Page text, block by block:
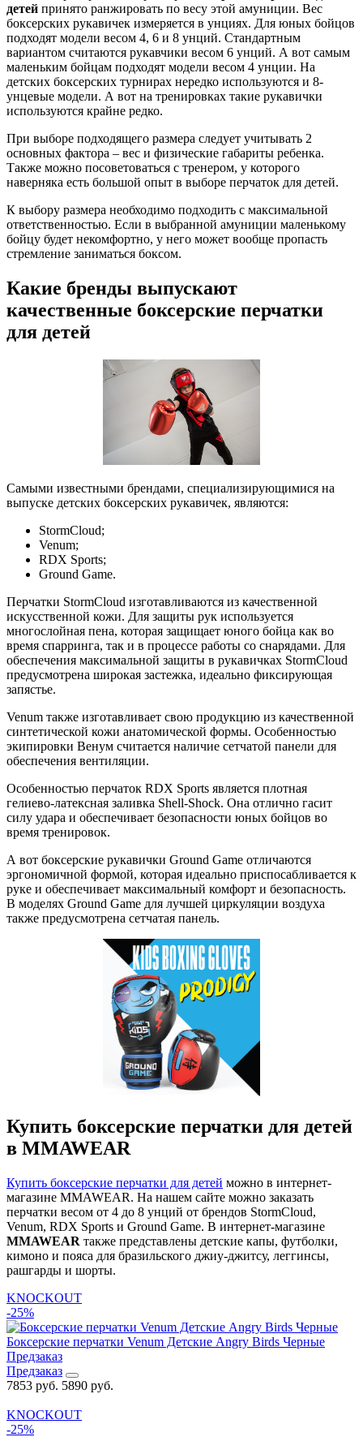
детей принято ранжировать по весу этой амуниции. Вес
боксерских рукавичек измеряется в унциях. Для юных бойцов
подходят модели весом 4, 6 и 8 унций. Стандартным
вариантом считаются рукавчики весом 6 унций. А вот самым
маленьким бойцам подходят модели весом 4 унции. На
детских боксерских турнирах нередко используются и 8-
унцевые модели. А вот на тренировках такие рукавички
используются крайне редко.
При выборе подходящего размера следует учитывать 2
основных фактора – вес и физические габариты ребенка.
Также можно посоветоваться с тренером, у которого
наверняка есть большой опыт в выборе перчаток для детей.
К выбору размера необходимо подходить с максимальной
ответственностью. Если в выбранной амуниции маленькому
бойцу будет некомфортно, у него может вообще пропасть
стремление заниматься боксом.
Какие бренды выпускают
качественные боксерские перчатки
для детей
Самыми известными брендами, специализирующимися на
выпуске детских боксерских рукавичек, являются:
StormCloud;
Venum;
RDX Sports;
Ground Game.
Перчатки StormCloud изготавливаются из качественной
искусственной кожи. Для защиты рук используется
многослойная пена, которая защищает юного бойца как во
время спарринга, так и в процессе работы со снарядами. Для
обеспечения максимальной защиты в рукавичках StormCloud
предусмотрена широкая застежка, идеально фиксирующая
запястье.
Venum также изготавливает свою продукцию из качественной
синтетической кожи анатомической формы. Особенностью
экипировки Венум считается наличие сетчатой панели для
обеспечения вентиляции.
Особенностью перчаток RDX Sports является плотная
гелиево-латексная заливка Shell-Shock. Она отлично гасит
силу удара и обеспечивает безопасности юных бойцов во
время тренировок.
А вот боксерские рукавички Ground Game отличаются
эргономичной формой, которая идеально приспосабливается к
руке и обеспечивает максимальный комфорт и безопасность.
В моделях Ground Game для лучшей циркуляции воздуха
также предусмотрена сетчатая панель.
Купить боксерские перчатки для детей
в MMAWEAR
Купить боксерские перчатки для детей можно в интернет-
магазине MMAWEAR. На нашем сайте можно заказать
перчатки весом от 4 до 8 унций от брендов StormCloud,
Venum, RDX Sports и Ground Game. В интернет-магазине
MMAWEAR также представлены детские капы, футболки,
кимоно и пояса для бразильского джиу-джитсу, леггинсы,
рашгарды и шорты.
KNOCKOUT
-25%
Боксерские перчатки Venum Детские Angry Birds Черные
Предзаказ
Предзаказ
7853 руб. 5890 руб.
KNOCKOUT
-25%